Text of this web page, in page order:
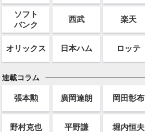
ソフト
バンク
西武 楽天
オリックス 日本ハム ロッテ
連載コラム
張本勲 廣岡達朗 岡田彰布
野村克也 平野謙 堀内恒夫